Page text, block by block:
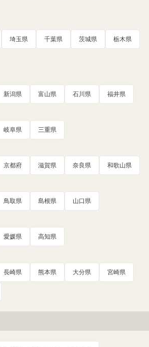
埼玉県 千葉県 茨城県 栃木県
新潟県 富山県 石川県 福井県
岐阜県 三重県
京都府 滋賀県 奈良県 和歌山県
鳥取県 島根県 山口県
愛媛県 高知県
長崎県 熊本県 大分県 宮崎県